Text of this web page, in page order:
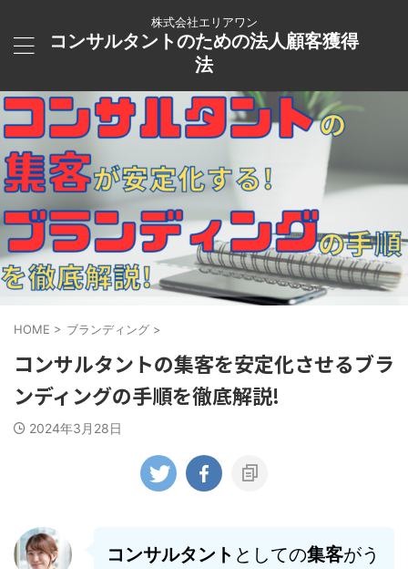
株式会社エリアワン
コンサルタントのための法人顧客獲得
法
HOME > ブランディング >
コンサルタントの集客を安定化させるブラ
ンディングの手順を徹底解説!
2024年3月28日
コンサルタント としての集客がう